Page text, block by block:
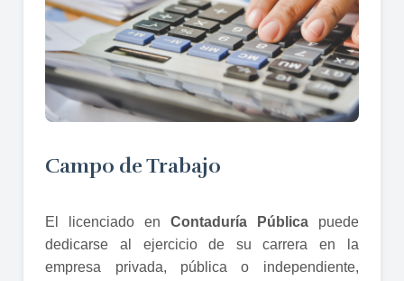
Campo de Trabajo
El licenciado en Contaduría Públicapuede
dedicarse al ejercicio de su carrera en la
empresa privada, pública o independiente,